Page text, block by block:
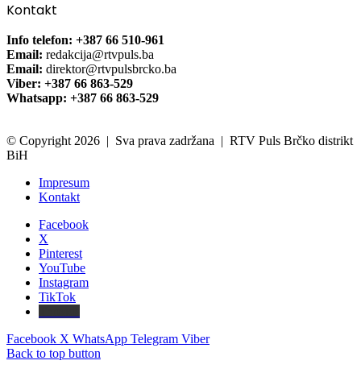
Kontakt
Info telefon: +387 66 510-961
Email: redakcija@rtvpuls.ba
Email: direktor@rtvpulsbrcko.ba
Viber: +387 66 863-529
Whatsapp: +387 66 863-529
© Copyright 2026 | Sva prava zadržana | RTV Puls Brčko distrikt
BiH
Impresum
Kontakt
Facebook
X
Pinterest
YouTube
Instagram
TikTok
Facebook X WhatsApp Telegram Viber
Back to top button